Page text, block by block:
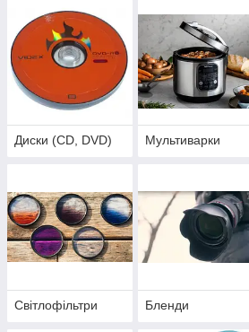
Диски (CD, DVD) Мультиварки
Світлофільтри Бленди